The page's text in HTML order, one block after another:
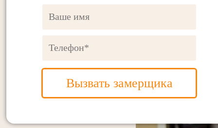
Вызвать замерщика